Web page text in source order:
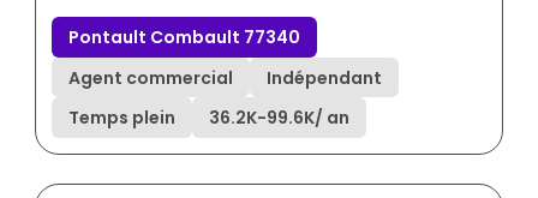
Pontault Combault 77340
Agent commercial
Indépendant
Temps plein
36.2K-99.6K/ an